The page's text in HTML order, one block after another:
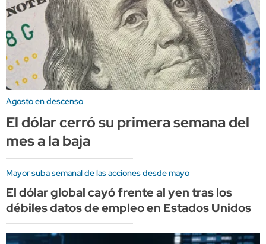
Agosto en descenso
El dólar cerró su primera semana del
mes a la baja
Mayor suba semanal de las acciones desde mayo
El dólar global cayó frente al yen tras los
débiles datos de empleo en Estados Unidos